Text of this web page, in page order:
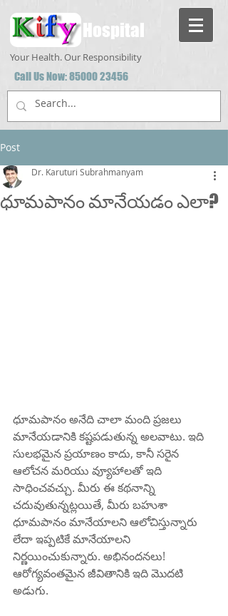
Hospital
Your Health. Our Responsibility
Call Us Now:85000 23456
Post
ధూమపానం మానేయడం ఎలా?
Dr. Karuturi Subrahmanyam
ధూమపానం అనేది చాలా మంది ప్రజలు
మానేయడానికి కష్టపడుతున్న అలవాటు. ఇది
సులభమైన ప్రయాణం కాదు, కానీ సరైన
ఆలోచన మరియు వ్యూహాలతో ఇది
సాధించవచ్చు. మీరు ఈ కథనాన్ని
చదువుతున్నట్లయితే, మీరు బహుశా
ధూమపానం మానేయాలని ఆలోచిస్తున్నారు
లేదా ఇప్పటికే మానేయాలని
నిర్ణయించుకున్నారు. అభినందనలు!
ఆరోగ్యవంతమైన జీవితానికి ఇది మొదటి
అడుగు.